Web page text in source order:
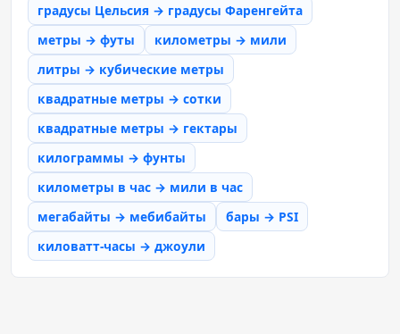
градусы Цельсия → градусы Фаренгейта
метры → футы
километры → мили
литры → кубические метры
квадратные метры → сотки
квадратные метры → гектары
килограммы → фунты
километры в час → мили в час
мегабайты → мебибайты
бары → PSI
киловатт-часы → джоули